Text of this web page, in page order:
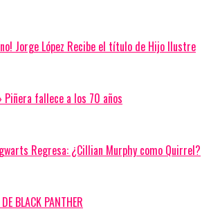
Jorge López Recibe el título de Hijo Ilustre
Piñera fallece a los 70 años
Regresa: ¿Cillian Murphy como Quirrel?
BLACK PANTHER